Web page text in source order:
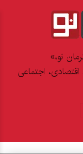
نو،»
اجتماعی